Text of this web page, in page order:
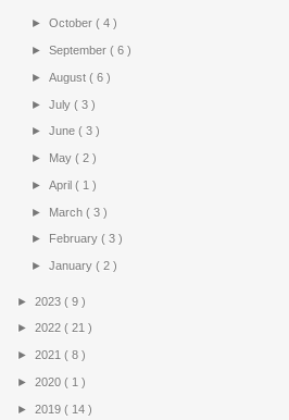
►October( 4 )
►September( 6 )
►August( 6 )
►July( 3 )
►June( 3 )
► May( 2 )
►April( 1 )
► March( 3 )
► February( 3 )
►January( 2 )
► 2023 ( 9 )
► 2022 ( 21 )
► 2021 ( 8 )
► 2020 ( 1 )
► 2019 ( 14 )